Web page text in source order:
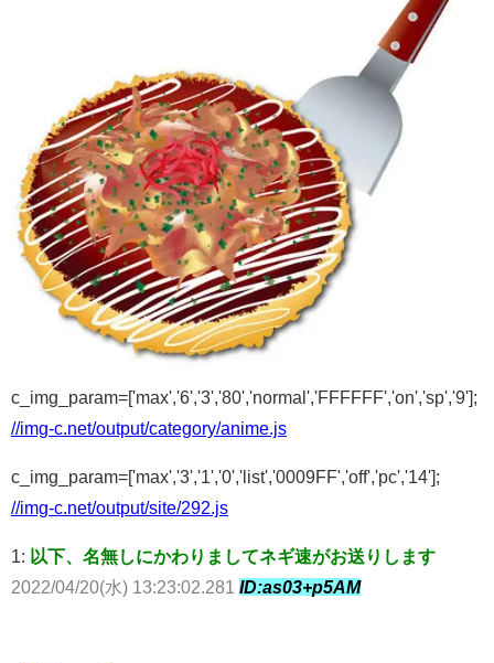
c_img_param=['max','6','3','80','normal','FFFFFF','on','sp','9'];
//img-c.net/output/category/anime.js
c_img_param=['max','3','1','0','list','0009FF','off','pc','14'];
//img-c.net/output/site/292.js
1: 以下、名無しにかわりましてネギ速がお送りします
2022/04/20(水) 13:23:02.281 ID:as03+p5AM